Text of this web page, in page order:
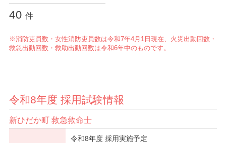
40 件
※消防吏員数・女性消防吏員数は令和7年4月1日現在、火災出動回数・
救急出動回数・救助出動回数は令和6年中のものです。
令和8年度 採用試験情報
新ひだか町 救急救命士
令和8年度 採用実施予定